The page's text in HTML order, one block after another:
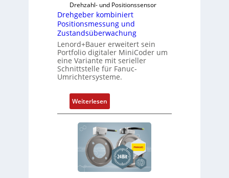
e
x
i
b
e
l
f
r
d
i
e
A
n
w
e
d
u
l
b
r
i
g
e
n
G
u
n
Drehzahl- und Positionssensor
Drehgeber kombiniert
Positionsmessung und
Zustandsüberwachung
Lenord+Bauer erweitert sein
Portfolio digitaler MiniCoder um
eine Variante mit serieller
Schnittstelle für Fanuc-
Umrichtersysteme.
Weiterlesen:
D
r
e
h
g
e